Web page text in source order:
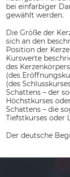
bei einfarbiger
gewählt werden.
Die Größe der
sich an den
Position der
Kurswerte
des
(des
(des
Schattens – der
Höchstkurses
Schattens – die
Tiefstkurses oder
Der deutsche